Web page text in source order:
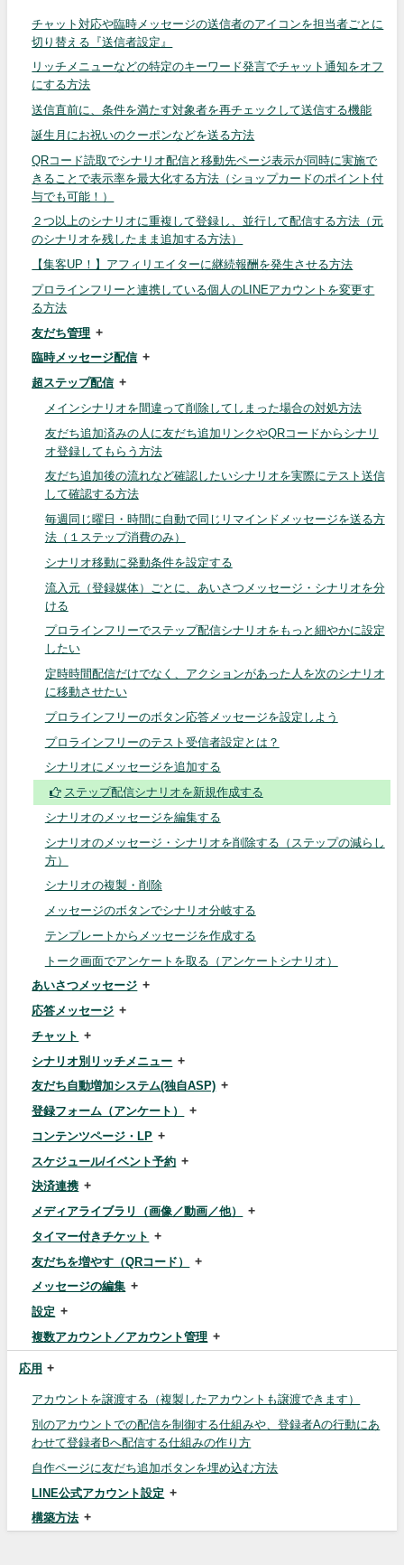
チャット対応や臨時メッセージの送信者のアイコンを担当者ごとに
切り替える『送信者設定』
リッチメニューなどの特定のキーワード発言でチャット通知をオフ
にする方法
送信直前に、条件を満たす対象者を再チェックして送信する機能
誕生月にお祝いのクーポンなどを送る方法
QRコード読取でシナリオ配信と移動先ページ表示が同時に実施で
きることで表示率を最大化する方法（ショップカードのポイント付
与でも可能！）
２つ以上のシナリオに重複して登録し、並行して配信する方法（元
のシナリオを残したまま追加する方法）
【集客UP！】アフィリエイターに継続報酬を発生させる方法
プロラインフリーと連携している個人のLINEアカウントを変更す
る方法
友だち管理
臨時メッセージ配信
超ステップ配信
メインシナリオを間違って削除してしまった場合の対処方法
友だち追加済みの人に友だち追加リンクやQRコードからシナリ
オ登録してもらう方法
友だち追加後の流れなど確認したいシナリオを実際にテスト送信
して確認する方法
毎週同じ曜日・時間に自動で同じリマインドメッセージを送る方
法（１ステップ消費のみ）
シナリオ移動に発動条件を設定する
流入元（登録媒体）ごとに、あいさつメッセージ・シナリオを分
ける
プロラインフリーでステップ配信シナリオをもっと細やかに設定
したい
定時時間配信だけでなく、アクションがあった人を次のシナリオ
に移動させたい
プロラインフリーのボタン応答メッセージを設定しよう
プロラインフリーのテスト受信者設定とは？
シナリオにメッセージを追加する
ステップ配信シナリオを新規作成する
シナリオのメッセージを編集する
シナリオのメッセージ・シナリオを削除する（ステップの減らし
方）
シナリオの複製・削除
メッセージのボタンでシナリオ分岐する
テンプレートからメッセージを作成する
トーク画面でアンケートを取る（アンケートシナリオ）
あいさつメッセージ
応答メッセージ
チャット
シナリオ別リッチメニュー
友だち自動増加システム(独自ASP)
登録フォーム（アンケート）
コンテンツページ・LP
スケジュール/イベント予約
決済連携
メディアライブラリ（画像／動画／他）
タイマー付きチケット
友だちを増やす（QRコード）
メッセージの編集
設定
複数アカウント／アカウント管理
応用
アカウントを譲渡する（複製したアカウントも譲渡できます）
別のアカウントでの配信を制御する仕組みや、登録者Aの行動にあ
わせて登録者Bへ配信する仕組みの作り方
自作ページに友だち追加ボタンを埋め込む方法
LINE公式アカウント設定
構築方法